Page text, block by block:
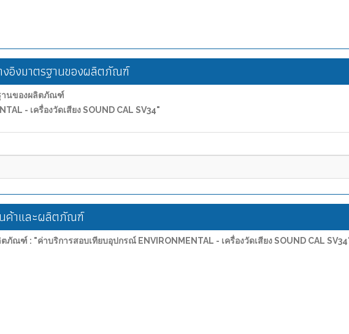
างอิงมาตรฐานของผลิตภัณฑ์
ฐานของผลิตภัณฑ์
- เครื่องวัดเสียง SOUND CAL SV34"
นค้าและผลิตภัณฑ์
ภัณฑ์ : "ค่าบริการสอบเทียบอุปกรณ์ ENVIRONMENTAL - เครื่องวัดเสียง SOUND CAL